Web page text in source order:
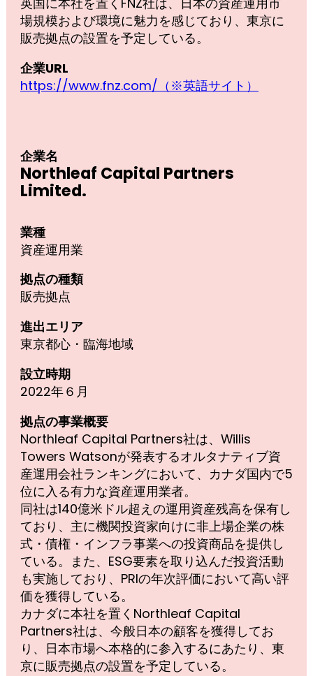
場規模および環境に魅力を感じており、東京に
販売拠点の設置を予定している。
企業URL
https://www.fnz.com/（※英語サイト）
企業名
Northleaf Capital Partners
Limited.
業種
資産運用業
拠点の種類
販売拠点
進出エリア
東京都心・臨海地域
設立時期
2022年６月
拠点の事業概要
Northleaf Capital Partners社は、Willis
Towers Watsonが発表するオルタナティブ資
産運用会社ランキングにおいて、カナダ国内で5
位に入る有力な資産運用業者。
同社は140億米ドル超えの運用資産残高を保有し
ており、主に機関投資家向けに非上場企業の株
式・債権・インフラ事業への投資商品を提供し
ている。また、ESG要素を取り込んだ投資活動
も実施しており、PRIの年次評価において高い評
価を獲得している。
カナダに本社を置くNorthleaf Capital
Partners社は、今般日本の顧客を獲得してお
り、日本市場へ本格的に参入するにあたり、東
京に販売拠点の設置を予定している。